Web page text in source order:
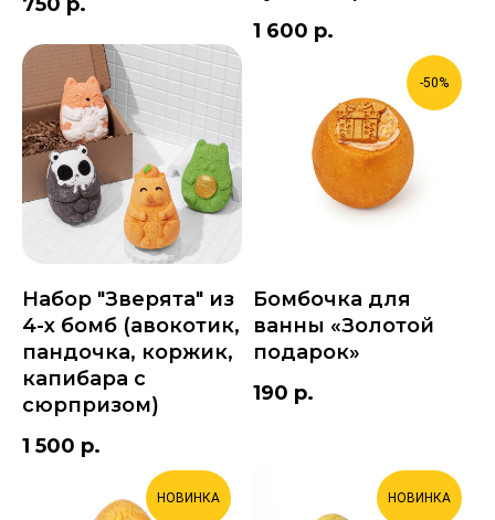
1 600 р.
Набор "Зверята" из
4-х бомб (авокотик,
пандочка, коржик,
капибара с
сюрпризом)
1 500 р.
-50%
Бомбочка для
ванны «Золотой
подарок»
190 р.
НОВИНКА НОВИНКА